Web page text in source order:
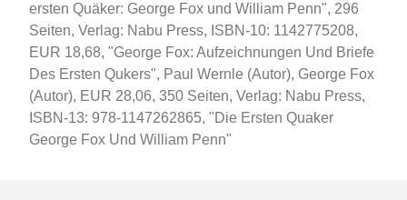
ersten Quäker: George Fox und William Penn", 296
Seiten, Verlag: Nabu Press, ISBN-10: 1142775208,
EUR 18,68, "George Fox: Aufzeichnungen Und Briefe
Des Ersten Qukers", Paul Wernle (Autor), George Fox
(Autor), EUR 28,06, 350 Seiten, Verlag: Nabu Press,
ISBN-13: 978-1147262865, "Die Ersten Quaker
George Fox Und William Penn"